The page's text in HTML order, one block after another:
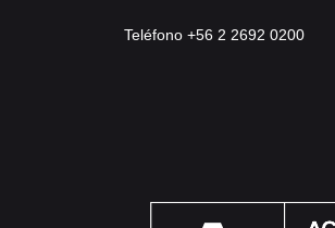
Teléfono +56 2 2692 0200